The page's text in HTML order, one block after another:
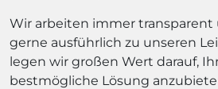
Wir arbeiten immer transparent
gerne ausführlich zu unseren
legen wir großen Wert darauf,
bestmögliche Lösung